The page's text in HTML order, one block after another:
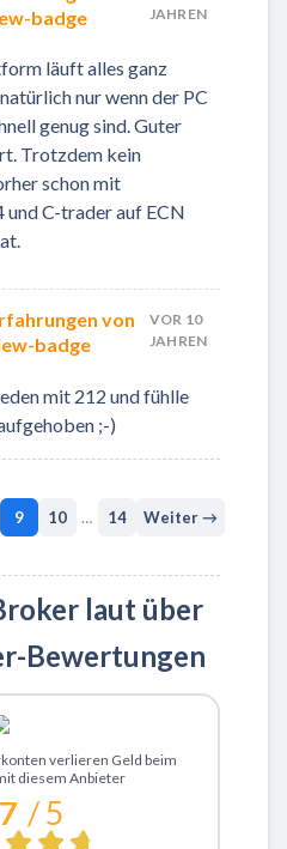
JAHREN
läuft alles ganz
nur wenn der PC
genug sind. Guter
Trotzdem kein
schon mit
C-trader auf ECN
von
VOR 10
JAHREN
mit 212 und fühlle
;-)
9 10 … 14 Weiter →
laut über
Bewertungen
XTBverlieren Geld beim
diesem Anbieter
/ 5